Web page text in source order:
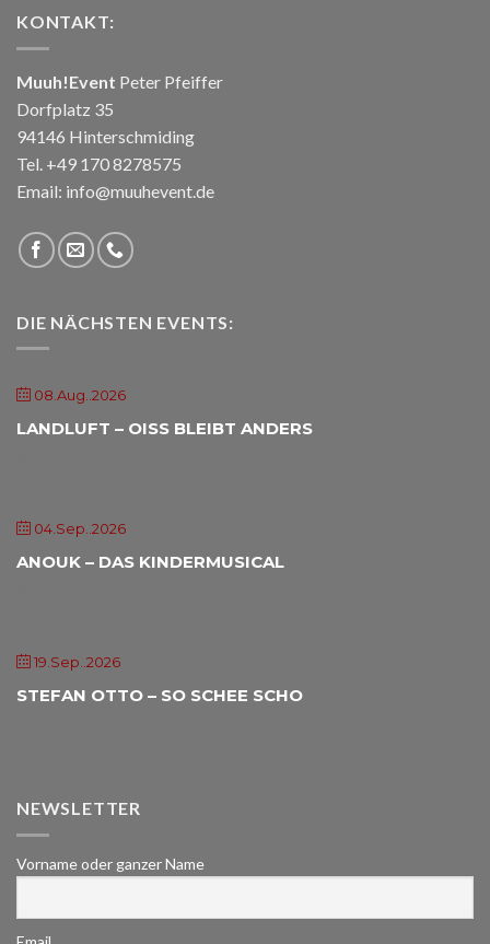
KONTAKT:
Muuh!Event Peter Pfeiffer
Dorfplatz 35
94146 Hinterschmiding
Tel. +49 170 8278575
Email: info@muuhevent.de
DIE NÄCHSTEN EVENTS:
08.Aug..2026
LANDLUFT – OISS BLEIBT ANDERS
04.Sep..2026
ANOUK – DAS KINDERMUSICAL
19.Sep..2026
STEFAN OTTO – SO SCHEE SCHO
NEWSLETTER
Vorname oder ganzer Name